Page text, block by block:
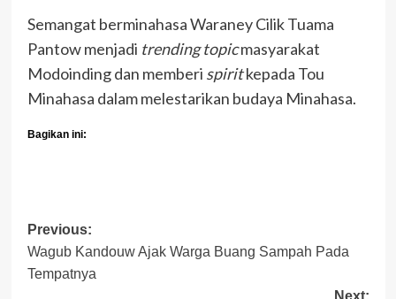
Semangat berminahasa Waraney Cilik Tuama
Pantow menjadi trending topicmasyarakat
Modoinding dan memberi spiritkepada Tou
Minahasa dalam melestarikan budaya Minahasa.
Bagikan ini:
Post
navigation
Previous:
Wagub Kandouw Ajak Warga Buang Sampah Pada
Tempatnya